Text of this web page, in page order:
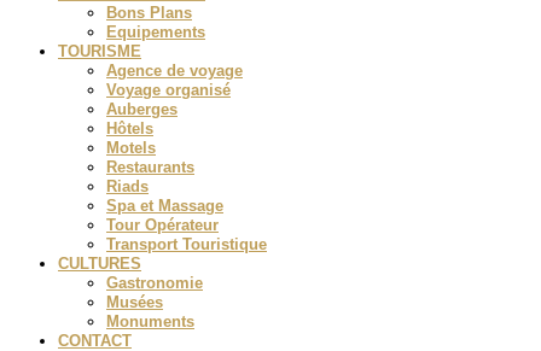
Bons Plans
Equipements
TOURISME
Agence de voyage
Voyage organisé
Auberges
Hôtels
Motels
Restaurants
Riads
Spa et Massage
Tour Opérateur
Transport Touristique
CULTURES
Gastronomie
Musées
Monuments
CONTACT